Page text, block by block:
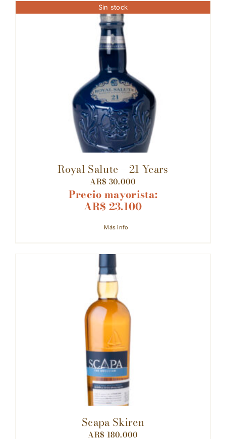
Sin stock
Royal Salute – 21 Years
AR$ 30.000
Precio mayorista:
AR$ 23.100
Más info
Scapa Skiren
AR$ 180.000